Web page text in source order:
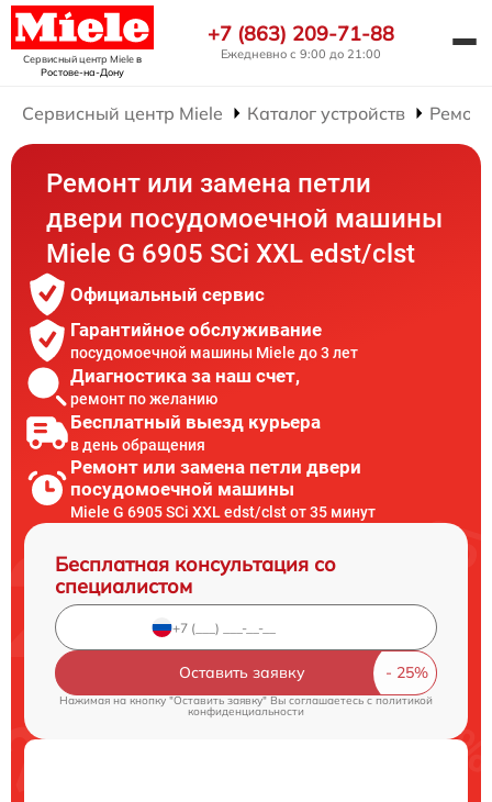
Сервисный центр Mieleв
Ростове-на-Дону
+7 (863) 209-71-88
Ежедневно с 9:00 до 21:00
Сервисный центр Miele Каталог устройств
Ремонт или замена петли
двери посудомоечной машины
Miele G 6905 SCi XXL edst/clst
Официальный сервис
Гарантийное обслуживание
посудомоечной машины Miele до 3 лет
Диагностика за наш счет,
ремонт по желанию
Бесплатный выезд курьера
в день обращения
Ремонт или замена петли двери
посудомоечной машины
Miele G 6905 SCi XXL edst/clst от 35 минут
Бесплатная консультация со
специалистом
Оставить заявку
Нажимая на кнопку "Оставить заявку" Вы соглашаетесь cполитикой
конфиденциальности